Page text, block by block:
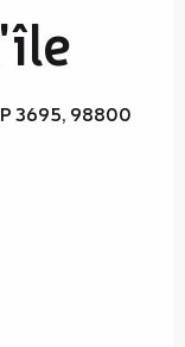
3695, 98800